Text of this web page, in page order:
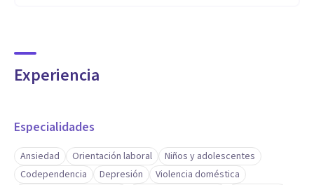
Experiencia
Especialidades
Ansiedad Orientación laboral
Niños y adolescentes
Codependencia
Depresión
Violencia doméstica